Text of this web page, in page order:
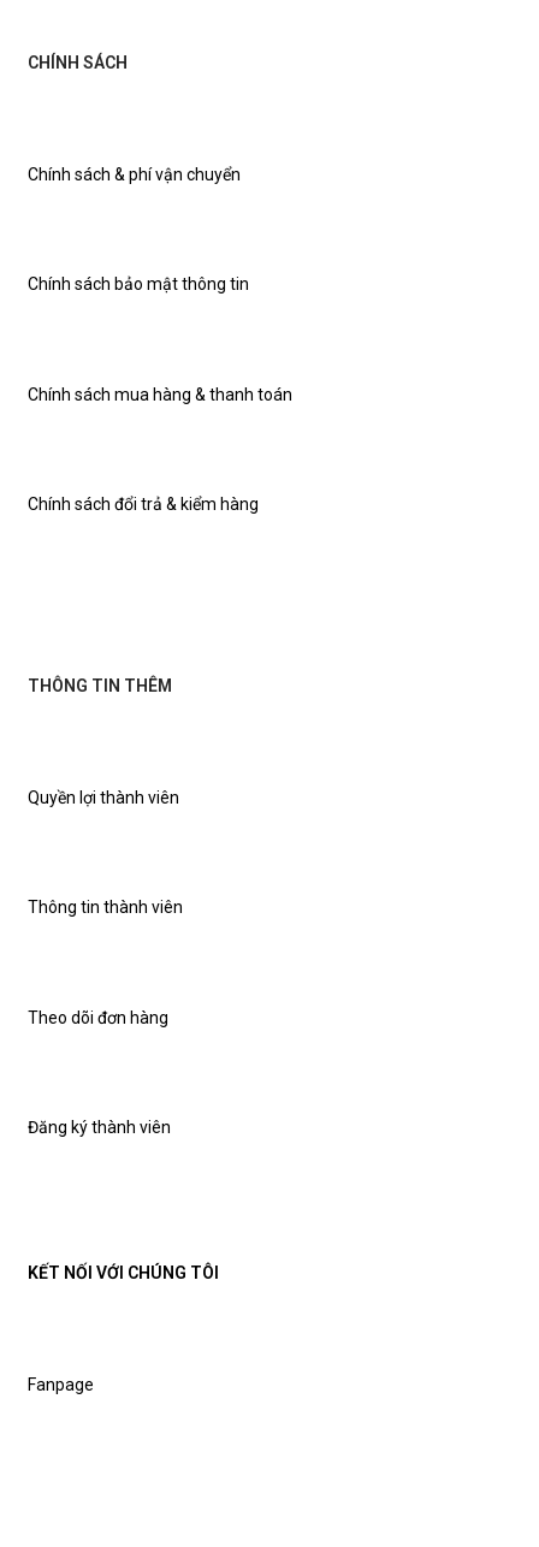
THÔNG TIN THÊM
Quyền lợi thành viên
Thông tin thành viên
Theo dõi đơn hàng
Đăng ký thành viên
CHÍNH SÁCH
Chính sách bảo mật thông tin
Chính sách mua hàng & thanh toán
Chính sách đổi trả & kiểm hàng
Chính sách & phí vận chuyển
KẾT NỐI VỚI CHÚNG TÔI
Fanpage